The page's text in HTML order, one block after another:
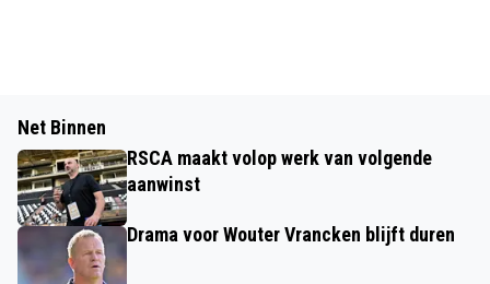
Net Binnen
RSCA maakt volop werk van volgende
aanwinst
Drama voor Wouter Vrancken blijft duren